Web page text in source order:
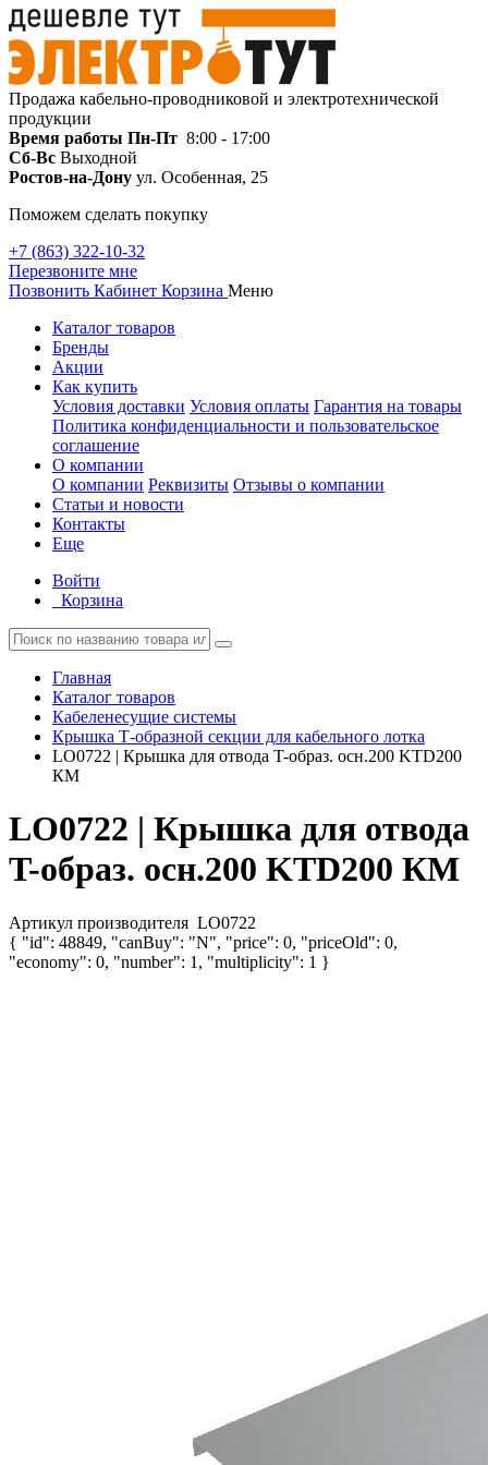
Продажа кабельно-проводниковой и электротехнической
продукции
Время работы Пн-Пт 8:00 - 17:00
Сб-Вс Выходной
Ростов-на-Дону ул. Особенная, 25
Поможем сделать покупку
+7 (863) 322-10-32
Перезвоните мне
Позвонить Кабинет Корзина Меню
Каталог товаров
Бренды
Акции
Как купить
Условия доставки Условия оплаты Гарантия на товары
Политика конфиденциальности и пользовательское
соглашение
О компании
О компании Реквизиты Отзывы о компании
Статьи и новости
Контакты
Еще
Войти
Корзина
Главная
Каталог товаров
Кабеленесущие системы
Крышка Т-образной секции для кабельного лотка
LO0722 | Крышка для отвода T-образ. осн.200 KTD200
КМ
LO0722 | Крышка для отвода
T-образ. осн.200 KTD200 КМ
Артикул производителя LO0722
{ "id": 48849, "canBuy": "N", "price": 0, "priceOld": 0,
"economy": 0, "number": 1, "multiplicity": 1 }